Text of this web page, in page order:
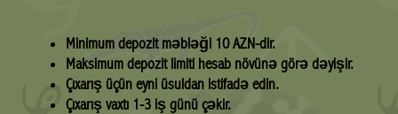
Minimum depozit məbləği 10 AZN-dir.
Maksimum depozit limiti hesab növünə görə dəyişir.
Çıxarış üçün eyni üsuldan istifadə edin.
Çıxarış vaxtı 1-3 iş günü çəkir.